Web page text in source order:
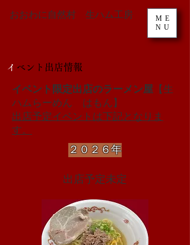
ME
NU
おおわに自然村 生ハム工房
​ イベント出店情報
イベント限定出店のラーメン屋 【生
ハムらーめん はもん】
​出店予定イベントは下記となりま
す。
​２０２６年
​出店予定未定